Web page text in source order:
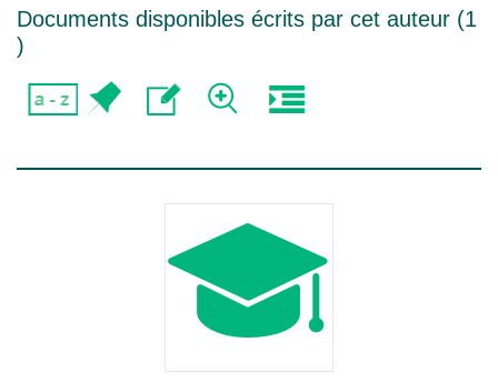
Documents disponibles écrits par cet auteur (1
)